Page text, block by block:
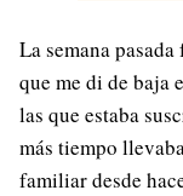
La semana pasada
que me di de baja
las que estaba
más tiempo
familiar desde